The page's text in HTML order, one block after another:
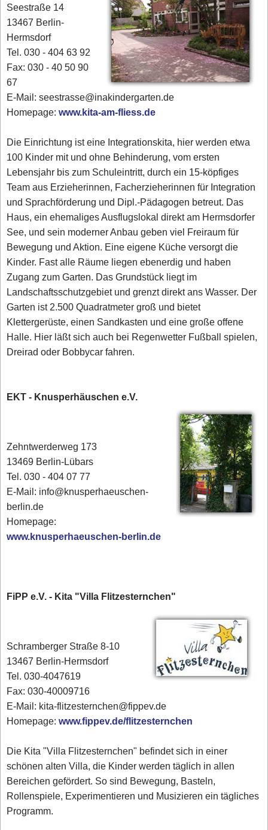
Seestraße 14
13467 Berlin-
Hermsdorf
Tel. 030 - 404 63 92
Fax: 030 - 40 50 90
67
E-Mail: seestrasse@inakindergarten.de
Homepage:www.kita-am-fliess.de
Die Einrichtung ist eine Integrationskita, hier werden etwa
100 Kinder mit und ohne Behinderung, vom ersten
Lebensjahr bis zum Schuleintritt, durch ein 15-köpfiges
Team aus Erzieherinnen, Facherzieherinnen für Integration
und Sprachförderung und Dipl.-Pädagogen betreut. Das
Haus, ein ehemaliges Ausflugslokal direkt am Hermsdorfer
See, und sein moderner Anbau geben viel Freiraum für
Bewegung und Aktion. Eine eigene Küche versorgt die
Kinder. Fast alle Räume liegen ebenerdig und haben
Zugang zum Garten. Das Grundstück liegt im
Landschaftsschutzgebiet und grenzt direkt ans Wasser. Der
Garten ist 2.500 Quadratmeter groß und bietet
Klettergerüste, einen Sandkasten und eine große offene
Halle. Hier läßt sich auch bei Regenwetter Fußball spielen,
Dreirad oder Bobbycar fahren.
EKT - Knusperhäuschen e.V.
Zehntwerderweg 173
13469 Berlin-Lübars
Tel. 030 - 404 07 77
E-Mail: info@knusperhaeuschen-
berlin.de
Homepage:
www.knusperhaeuschen-berlin.de
FiPP e.V. - Kita "Villa Flitzesternchen"
Schramberger Straße 8-10
13467 Berlin-Hermsdorf
Tel. 030-4047619
Fax: 030-40009716
E-Mail: kita-flitzesternchen@fippev.de
Homepage:www.fippev.de/flitzesternchen
Die Kita "Villa Flitzesternchen" befindet sich in einer
schönen alten Villa, die Kinder werden täglich in allen
Bereichen gefördert. So sind Bewegung, Basteln,
Rollenspiele, Experimentieren und Musizieren ein tägliches
Programm.